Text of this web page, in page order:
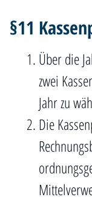
§11
Über die
zwei
Jahr zu
Die